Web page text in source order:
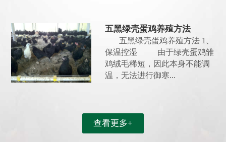
五黑绿壳蛋鸡养殖方法
五黑绿壳蛋鸡养殖方法 1、
保温控湿 由于绿壳蛋鸡雏
鸡绒毛稀短，因此本身不能调
温，无法进行御寒...
查看更多+